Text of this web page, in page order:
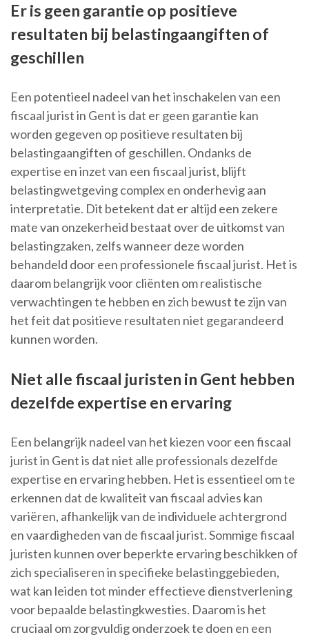
Er is geen garantie op positieve
resultaten bij belastingaangiften of
geschillen
Een potentieel nadeel van het inschakelen van een
fiscaal jurist in Gent is dat er geen garantie kan
worden gegeven op positieve resultaten bij
belastingaangiften of geschillen. Ondanks de
expertise en inzet van een fiscaal jurist, blijft
belastingwetgeving complex en onderhevig aan
interpretatie. Dit betekent dat er altijd een zekere
mate van onzekerheid bestaat over de uitkomst van
belastingzaken, zelfs wanneer deze worden
behandeld door een professionele fiscaal jurist. Het is
daarom belangrijk voor cliënten om realistische
verwachtingen te hebben en zich bewust te zijn van
het feit dat positieve resultaten niet gegarandeerd
kunnen worden.
Niet alle fiscaal juristen in Gent hebben
dezelfde expertise en ervaring
Een belangrijk nadeel van het kiezen voor een fiscaal
jurist in Gent is dat niet alle professionals dezelfde
expertise en ervaring hebben. Het is essentieel om te
erkennen dat de kwaliteit van fiscaal advies kan
variëren, afhankelijk van de individuele achtergrond
en vaardigheden van de fiscaal jurist. Sommige fiscaal
juristen kunnen over beperkte ervaring beschikken of
zich specialiseren in specifieke belastinggebieden,
wat kan leiden tot minder effectieve dienstverlening
voor bepaalde belastingkwesties. Daarom is het
cruciaal om zorgvuldig onderzoek te doen en een